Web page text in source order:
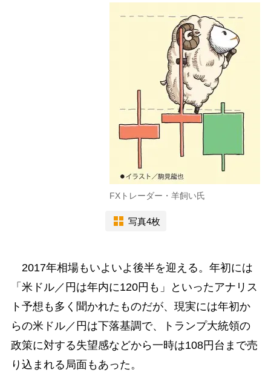
FXトレーダー・羊飼い氏
写真4枚
2017年相場もいよいよ後半を迎える。年初には
「米ドル／円は年内に120円も」といったアナリス
ト予想も多く聞かれたものだが、現実には年初か
らの米ドル／円は下落基調で、トランプ大統領の
政策に対する失望感などから一時は108円台まで売
り込まれる局面もあった。